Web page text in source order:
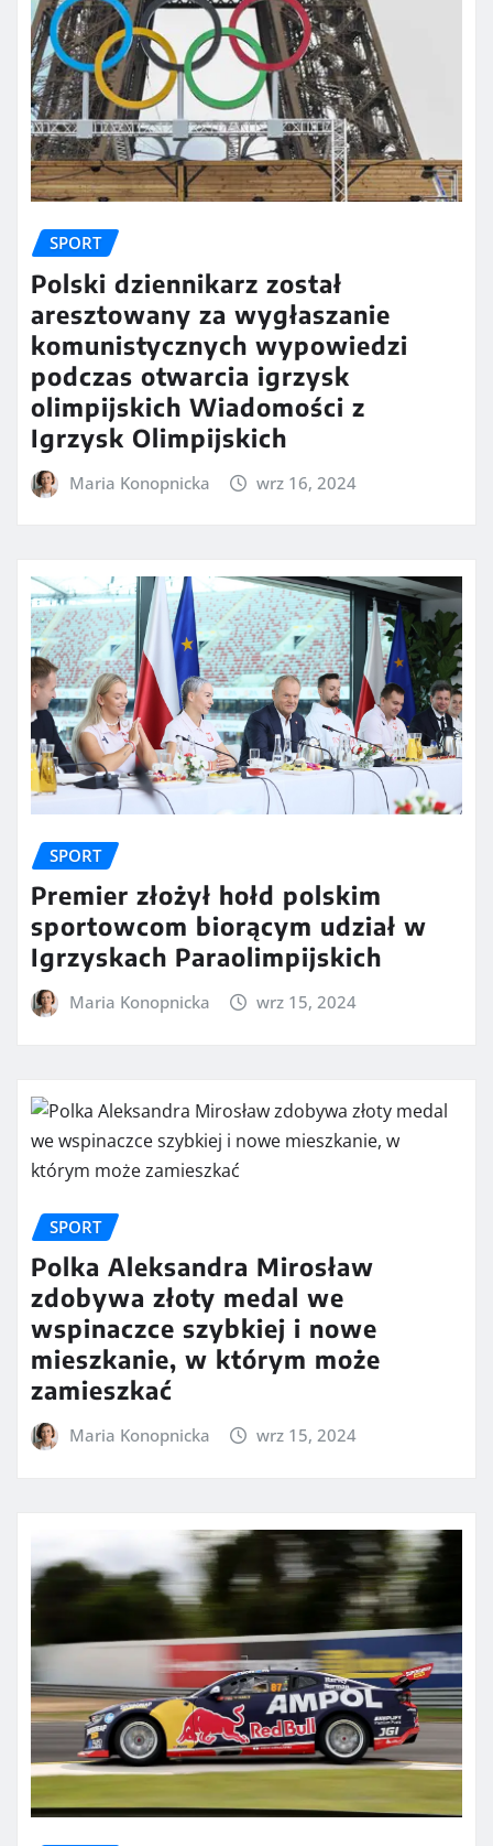
SPORT
Polski dziennikarz został
aresztowany za wygłaszanie
komunistycznych wypowiedzi
podczas otwarcia igrzysk
olimpijskich Wiadomości z
Igrzysk Olimpijskich
Maria Konopnicka wrz 16, 2024
SPORT
Premier złożył hołd polskim
sportowcom biorącym udział w
Igrzyskach Paraolimpijskich
Maria Konopnicka wrz 15, 2024
SPORT
Polka Aleksandra Mirosław
zdobywa złoty medal we
wspinaczce szybkiej i nowe
mieszkanie, w którym może
zamieszkać
Maria Konopnicka wrz 15, 2024